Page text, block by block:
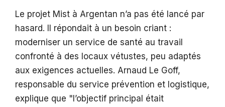
Le projet Mist à Argentan n’a pas été lancé par
hasard. Il répondait à un besoin criant :
moderniser un service de santé au travail
confronté à des locaux vétustes, peu adaptés
aux exigences actuelles. Arnaud Le Goff,
responsable du service prévention et logistique,
explique que
l’objectif principal était